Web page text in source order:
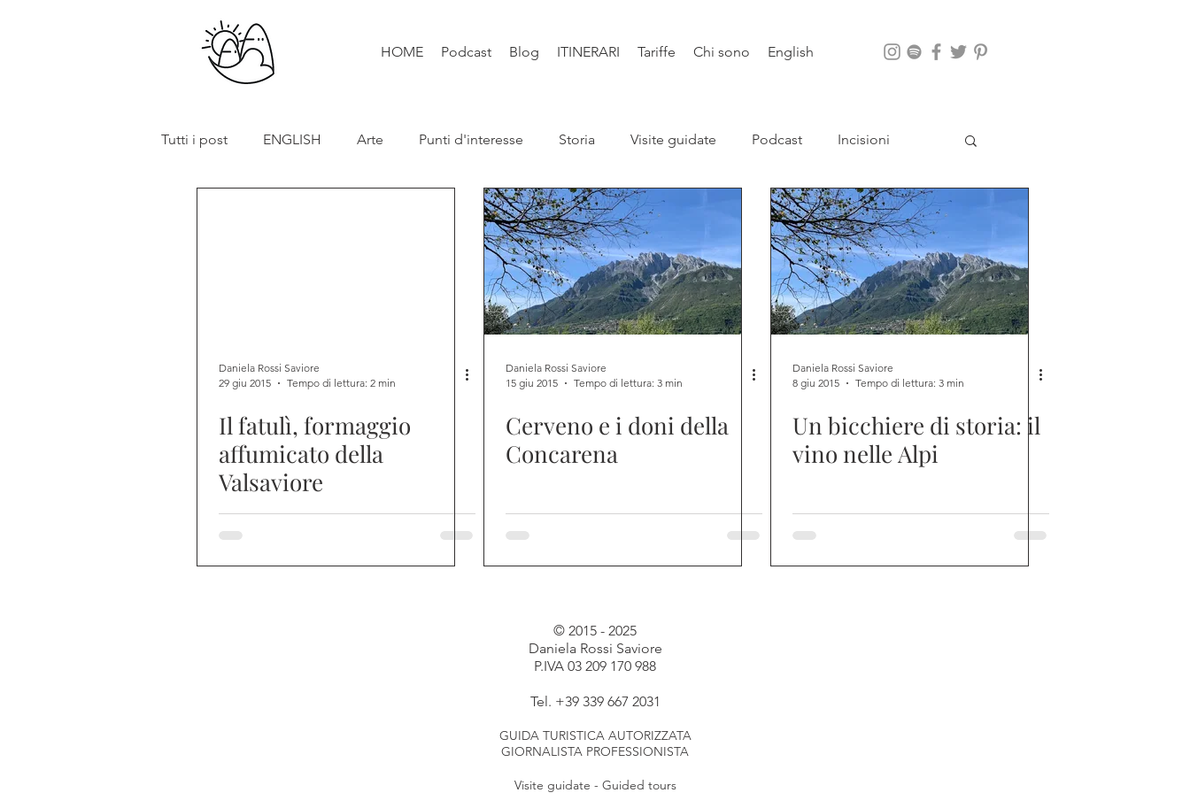
HOME Podcast Blog ITINERARI Tariffe Chi sono English
Tutti i post ENGLISH Arte Punti d'interesse Storia Visite guidate Podcast Incisioni
Santi e Bibbia Video Libri App
Daniela Rossi Saviore
29 giu 2015
Tempo di lettura: 2 min
Il fatulì, formaggio
affumicato della
Valsaviore
Daniela Rossi Saviore
15 giu 2015
Tempo di lettura: 3 min
Cerveno e i doni della
Concarena
Daniela Rossi Saviore
8 giu 2015
Tempo di lettura: 3 min
Un bicchiere di storia: il
vino nelle Alpi
© 2015 - 2025
Daniela Rossi Saviore
P.IVA 03 209 170 988
Tel. +39 339 667 2031
GUIDA TURISTICA AUTORIZZATA
GIORNALISTA PROFESSIONISTA
Visite guidate - Guided tours